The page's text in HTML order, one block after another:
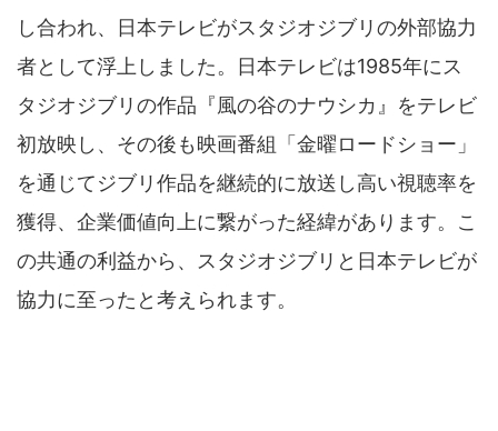
し合われ、日本テレビがスタジオジブリの外部協力
者として浮上しました。日本テレビは1985年にス
タジオジブリの作品『風の谷のナウシカ』をテレビ
初放映し、その後も映画番組「金曜ロードショー」
を通じてジブリ作品を継続的に放送し高い視聴率を
獲得、企業価値向上に繋がった経緯があります。こ
の共通の利益から、スタジオジブリと日本テレビが
協力に至ったと考えられます。